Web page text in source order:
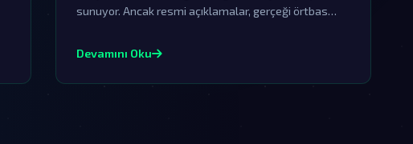
sunuyor. Ancak resmi açıklamalar, gerçeği örtbas
görülüyor.
Devamını Oku